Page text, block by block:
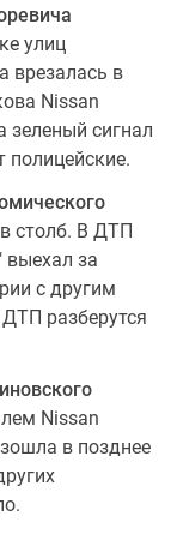
улиц
врезалась в
Nissan
зеленый сигнал
полицейские.
столб. В ДТП
выехал за
с другим
разберутся
Nissan
в позднее